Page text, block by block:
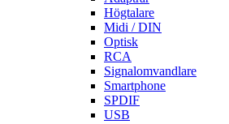
Högtalare
Midi / DIN
Optisk
RCA
Signalomvandlare
Smartphone
SPDIF
USB